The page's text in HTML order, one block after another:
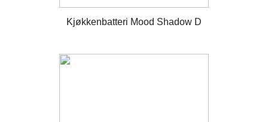
Kjøkkenbatteri Mood Shadow D